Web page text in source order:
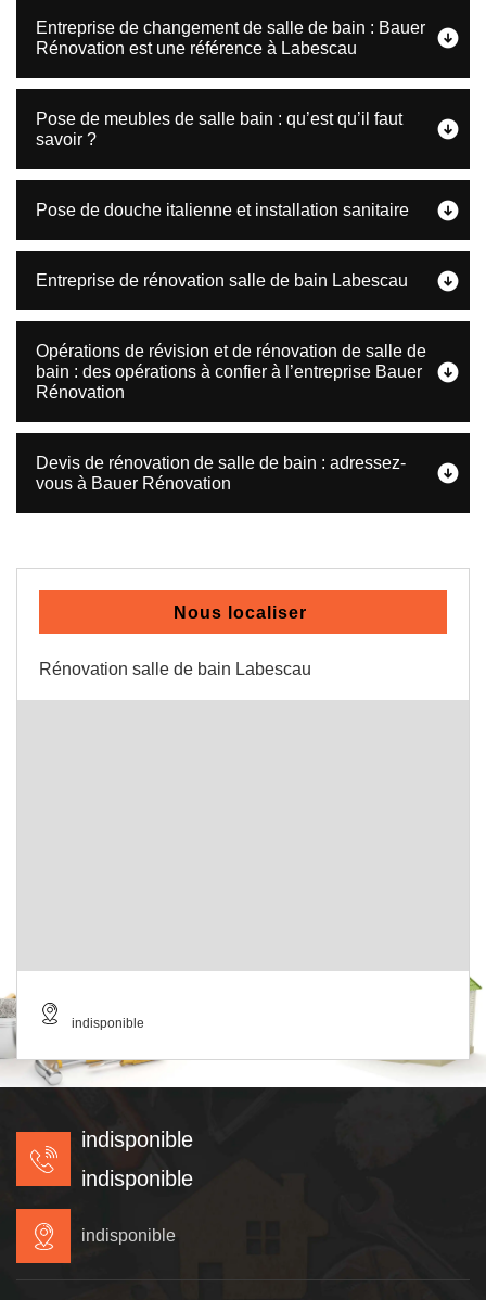
Entreprise de changement de salle de bain : Bauer
Rénovation est une référence à Labescau
Pose de meubles de salle bain : qu’est qu’il faut
savoir ?
Pose de douche italienne et installation sanitaire
Entreprise de rénovation salle de bain Labescau
Opérations de révision et de rénovation de salle de
bain : des opérations à confier à l’entreprise Bauer
Rénovation
Devis de rénovation de salle de bain : adressez-
vous à Bauer Rénovation
Nous localiser
Rénovation salle de bain Labescau
indisponible
indisponible
indisponible
indisponible